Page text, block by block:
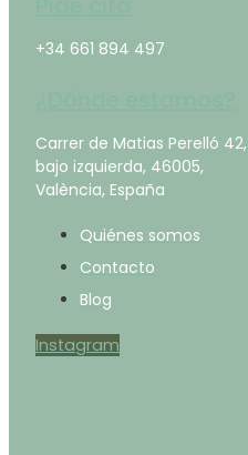
+34 661 894 497
Carrer de Matias Perelló 42,
bajo izquierda, 46005,
València, España
Quiénes somos
Contacto
Blog
Instagram